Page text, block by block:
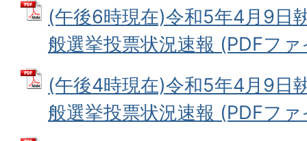
(午後6時現在)令和5年4月9日
般選挙投票状況速報 (PDFフ
(午後4時現在)令和5年4月9日
般選挙投票状況速報 (PDFフ